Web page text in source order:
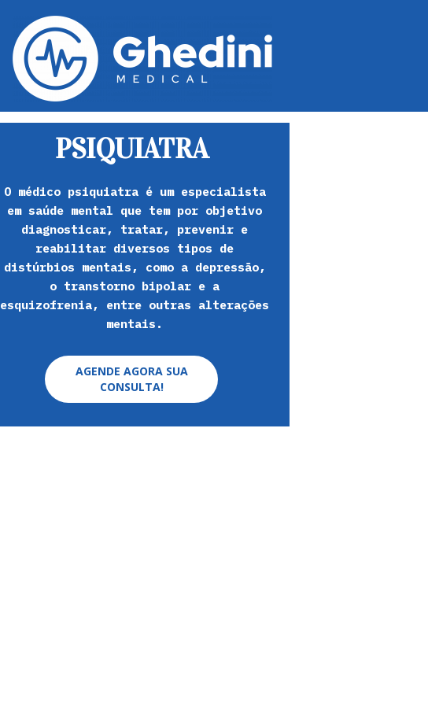
PSIQUIATRA
O médico psiquiatra é um especialista
em saúde mental que tem por objetivo
diagnosticar, tratar, prevenir e
reabilitar diversos tipos de
distúrbios mentais, como a depressão,
o transtorno bipolar e a
esquizofrenia, entre outras alterações
mentais.
AGENDE AGORA SUA
CONSULTA!